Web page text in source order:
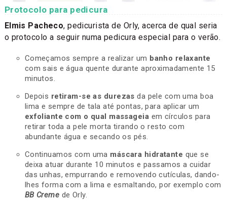
Protocolo para pedicura
Elmis Pacheco, pedicurista de Orly, acerca de qual seria
o protocolo a seguir numa pedicura especial para o verão.
Começamos sempre a realizar um banho relaxante
com sais e água quente durante aproximadamente 15
minutos.
Depois retiram-se as durezas da pele com uma boa
lima e sempre de tala até pontas, para aplicar um
exfoliante com o qual massageia em círculos para
retirar toda a pele morta tirando o resto com
abundante água e secando os pés.
Continuamos com uma máscara hidratante que se
deixa atuar durante 10 minutos e passamos a cuidar
das unhas, empurrando e removendo cutículas, dando-
lhes forma com a lima e esmaltando, por exemplo com
BB Creme de Orly.